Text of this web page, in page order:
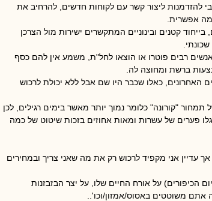
להזדמנות ליצור קשר עם לקוחות חדשים, להרחיב את
אפשרית.
קטנים ובינוניים המתקשרים ישירות מול הצרכן
רבים פוטרו או הוצאו לחל"ת, משמע אין להם כסף
ברשת ומחוצה לה.
האחרונים, כאלו שכבר היו שם אבל ללא יכולת לרכוש
"קורונה" כלומר נמוך יותר מאשר בימים רגילים, לכן
פערים של עשרות ומאות אחוזים בזכות שיטוט של כמה
עדיין אני מקפיד לרכוש רק את מה שאני צריך ובמחירים
הכיפורים) על אורח החיים שלו, על יצר הבזבזנות
משוטטים באסוס/אמזון/וכו'..